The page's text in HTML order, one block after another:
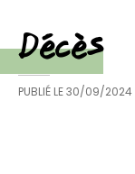
Décès
PUBLIÉ LE30/09/2024